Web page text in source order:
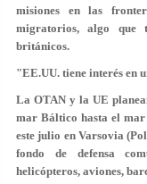
misiones en las
migratorios, algo que
británicos.
"EE.UU. tiene interés en
La OTAN y la UE
mar Báltico hasta el mar
este julio en Varsovia
fondo de defensa
helicópteros, aviones,